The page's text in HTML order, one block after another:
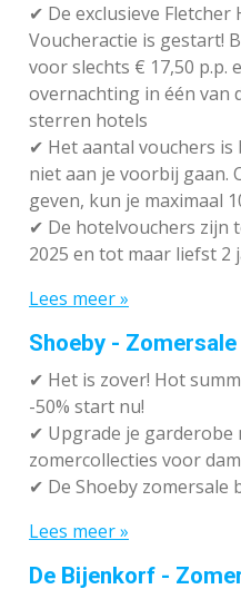
✔ De exclusieve Fletcher
Voucheractie is gestart!
voor slechts € 17,50 p.p.
overnachting in één van
sterren hotels
✔ Het aantal vouchers
niet aan je voorbij gaan.
geven, kun je maximaal
✔ De hotelvouchers zijn
2025 en tot maar liefst 2
Lees meer »
Shoeby - Zomersale
✔ Het is zover! Hot
-50% start nu!
✔ Upgrade je garderobe
zomercollecties voor
✔ De Shoeby zomersale
Lees meer »
De Bijenkorf -